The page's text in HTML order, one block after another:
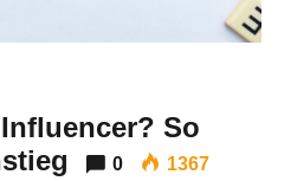
So
0 1367